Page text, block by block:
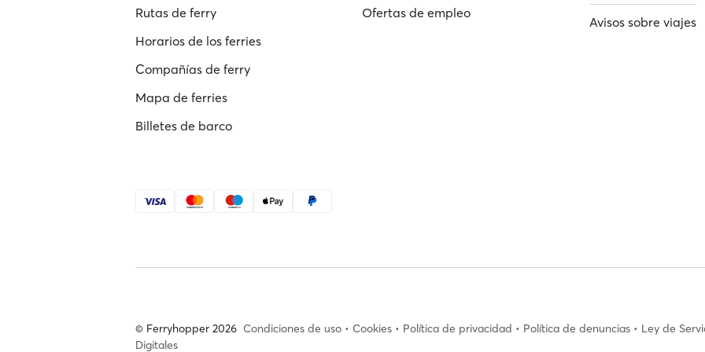
Rutas de ferry
Horarios de los ferries
Compañías de ferry
Mapa de ferries
Billetes de barco
Ofertas de empleo
Avisos sobre viajes
© Ferryhopper 2026 Condiciones de uso • Cookies • Política de privacidad • Política de denuncias • Ley de
Digitales